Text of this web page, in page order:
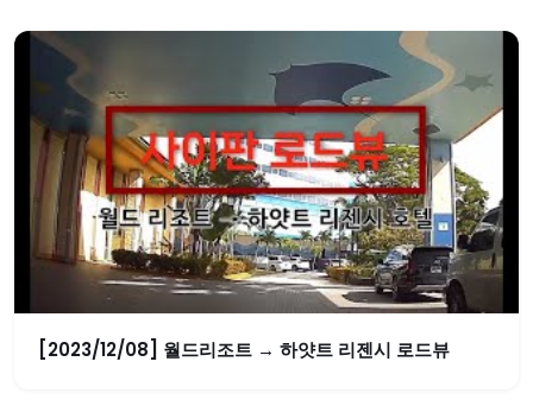
[2023/12/08] 월드리조트 → 하얏트 리젠시 로드뷰